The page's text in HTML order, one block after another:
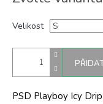
Velikost
PSD Playboy Icy